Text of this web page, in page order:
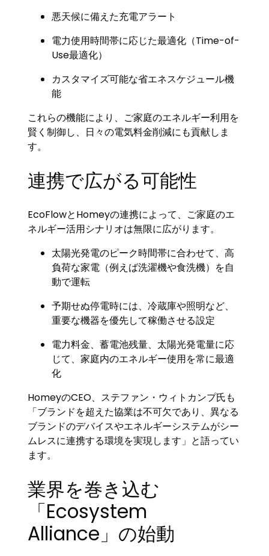
悪天候に備えた充電アラート
電力使用時間帯に応じた最適化（Time-of-
Use最適化）
カスタマイズ可能な省エネスケジュール機
能
これらの機能により、ご家庭のエネルギー利用を
賢く制御し、日々の電気料金削減にも貢献しま
す。
連携で広がる可能性
EcoFlowとHomeyの連携によって、ご家庭のエ
ネルギー活用シナリオは無限に広がります。
太陽光発電のピーク時間帯に合わせて、高
負荷な家電（例えば洗濯機や食洗機）を自
動で運転
予期せぬ停電時には、冷蔵庫や照明など、
重要な機器を優先して稼働させる設定
電力料金、蓄電池残量、太陽光発電量に応
じて、家庭内のエネルギー使用を常に最適
化
HomeyのCEO、ステファン・ウィトカンプ氏も
「ブランドを超えた協業は不可欠であり、異なる
ブランドのデバイスやエネルギーシステムがシー
ムレスに連携する環境を実現します」と語ってい
ます。
業界を巻き込む
「Ecosystem
Alliance」の始動